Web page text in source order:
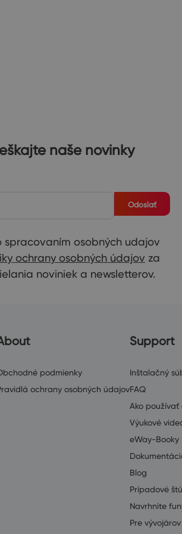
naše novinky
Odoslať
spracovaním osobných udajov
ochrany osobných údajov za
noviniek a newsletterov.
podmienky
ochrany osobných údajov
Support
Inštalačný
FAQ
Ako používať
Výukové
eWay-Booky
Blog
Prípadové
Navrhnite
Pre vývojárov